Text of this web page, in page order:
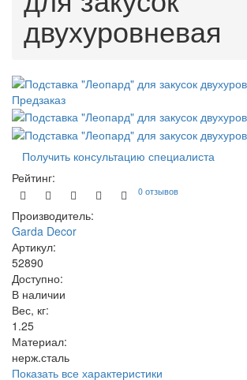
двухуровневая
Предзаказ
Получить консультацию специалиста
Рейтинг:
0 отзывов
Производитель:
Garda Decor
Артикул:
52890
Доступно:
В наличии
Вес, кг:
1.25
Материал:
нерж.сталь
Показать все характеристики